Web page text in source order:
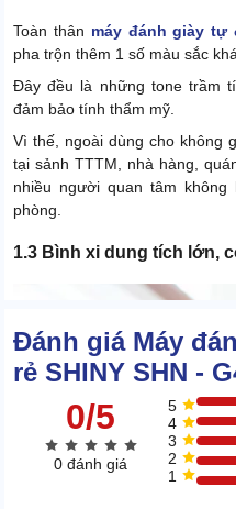
Toàn thân máy đánh giày tự
pha trộn thêm 1 số màu sắc
Đây đều là những tone trầm
đảm bảo tính thẩm mỹ.
Vì thế, ngoài dùng cho không
tại sảnh TTTM, nhà hàng,
nhiều người quan tâm
phòng.
1.3 Bình xi dung tích lớn,
Đánh giá Máy
rẻ SHINY SHN -
0/5
0 đánh giá
5
4
3
2
1